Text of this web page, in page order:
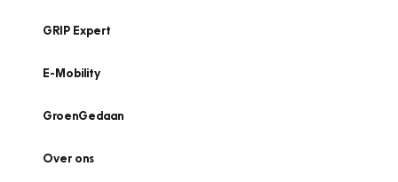
GRIP Expert
E-Mobility
GroenGedaan
Over ons